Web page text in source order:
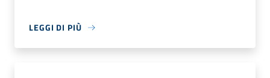
LEGGI DI PIÙ